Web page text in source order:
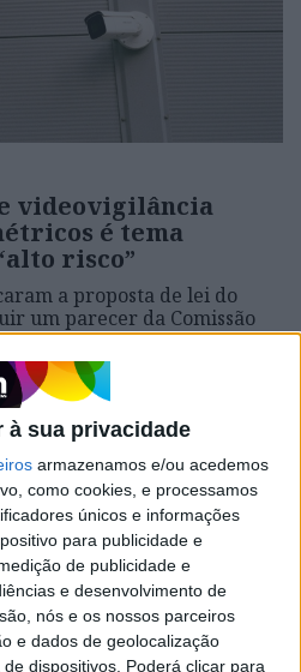
à sua privacidade
armazenamos e/ou acedemos
como cookies, e processamos
únicos e informações
para publicidade e
de publicidade e
e desenvolvimento de
nós e os nossos parceiros
e dados de geolocalização
dispositivos. Poderá clicar para
videovigilância
é tema
risco”
a proposta de lei do
um parecer da Comissão
Dados e destacaram os
vigilância que identificam
liberdades dos cidadãos
Informática